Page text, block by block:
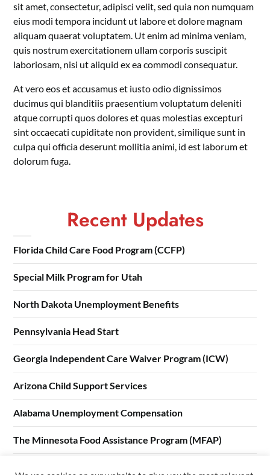
sit amet, consectetur, adipisci velit, sed quia non numquam
eius modi tempora incidunt ut labore et dolore magnam
aliquam quaerat voluptatem. Ut enim ad minima veniam,
quis nostrum exercitationem ullam corporis suscipit
laboriosam, nisi ut aliquid ex ea commodi consequatur.
At vero eos et accusamus et iusto odio dignissimos
ducimus qui blanditiis praesentium voluptatum deleniti
atque corrupti quos dolores et quas molestias excepturi
sint occaecati cupiditate non provident, similique sunt in
culpa qui officia deserunt mollitia animi, id est laborum et
dolorum fuga.
Recent Updates
Florida Child Care Food Program (CCFP)
Special Milk Program for Utah
North Dakota Unemployment Benefits
Pennsylvania Head Start
Georgia Independent Care Waiver Program (ICW)
Arizona Child Support Services
Alabama Unemployment Compensation
The Minnesota Food Assistance Program (MFAP)